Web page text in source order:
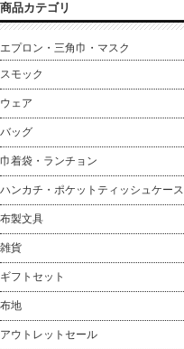
商品カテゴリ
エプロン・三角巾・マスク
スモック
ウェア
バッグ
巾着袋・ランチョン
ハンカチ・ポケットティッシュケース
布製文具
雑貨
ギフトセット
布地
アウトレットセール